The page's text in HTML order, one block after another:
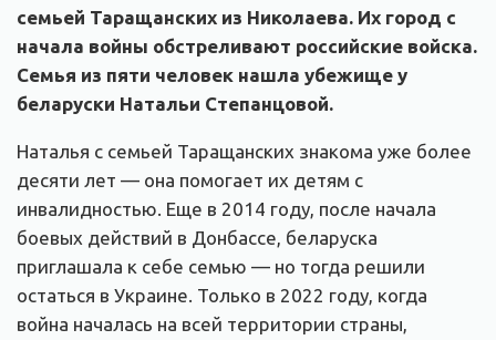
семьей Таращанских из Николаева. Их город с
начала войны обстреливают российские войска.
Семья из пяти человек нашла убежище у
беларуски Натальи Степанцовой.
Наталья с семьей Таращанских знакома уже более
десяти лет — она помогает их детям с
инвалидностью. Еще в 2014 году, после начала
боевых действий в Донбассе, беларуска
приглашала к себе семью — но тогда решили
остаться в Украине. Только в 2022 году, когда
война началась на всей территории страны,